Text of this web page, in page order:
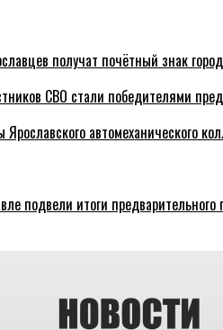
получат почётный знак
СВО стали победителями
Ярославского автомеханического
подвели итоги предварительного